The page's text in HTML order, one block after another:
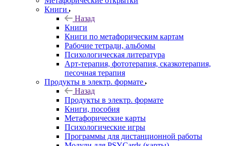
Книги
Назад
Книги
Книги по метафорическим картам
Рабочие тетради, альбомы
Психологическая литература
Арт-терапия, фототерапия, сказкотерапия,
песочная терапия
Продукты в электр. формате
Назад
Продукты в электр. формате
Книги, пособия
Метафорические карты
Психологические игры
Программы для дистанционной работы